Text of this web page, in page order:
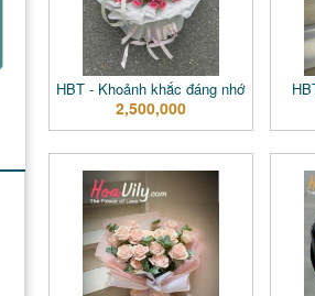
HBT - Khoảnh khắc đáng nhớ
2,500,000